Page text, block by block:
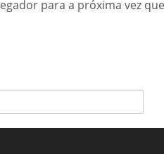
para a próxima vez